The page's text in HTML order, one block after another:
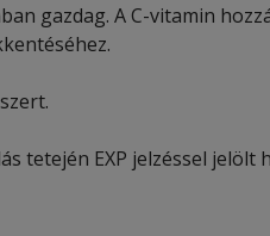
gazdag. A C-vitamin
tetején EXP jelzéssel jelölt